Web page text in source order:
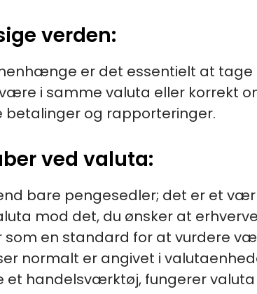
verden:
er det essentielt at tage
i samme valuta eller korrekt
og rapporteringer.
ved valuta:
bare pengesedler; det er et
mod det, du ønsker at
en standard for at vurdere
normalt er angivet i
handelsværktøj, fungerer